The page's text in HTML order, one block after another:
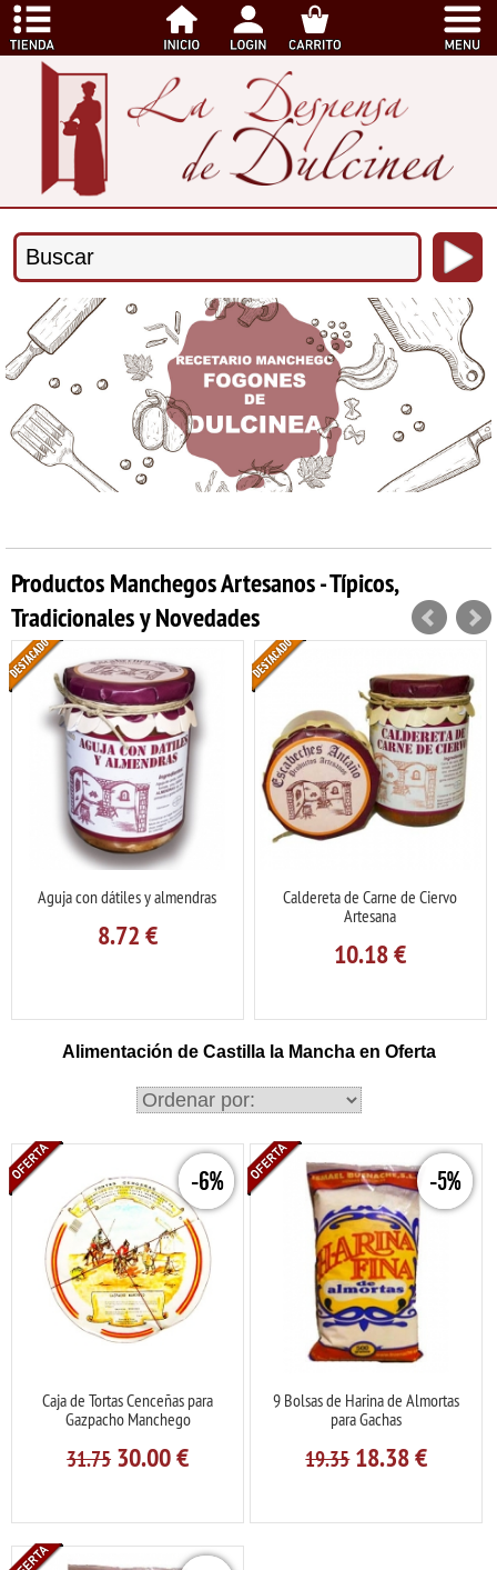
Productos Manchegos Artesanos - Típicos,
Tradicionales y Novedades
Aguja con dátiles y almendras
8.72€
Caldereta de Carne de Ciervo
Artesana
10.18€
Alimentación de Castilla la Mancha en Oferta
-6%
Caja de Tortas Cenceñas para
Gazpacho Manchego
31.75 30.00€
-5%
9 Bolsas de Harina de Almortas
para Gachas
19.35 18.38€